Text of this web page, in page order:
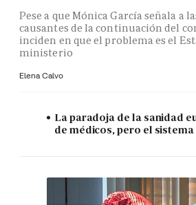
Pese a que Mónica García señala a
causantes de la continuación del
inciden en que el problema es el
ministerio
Elena Calvo
La paradoja de la sanidad
de médicos, pero el